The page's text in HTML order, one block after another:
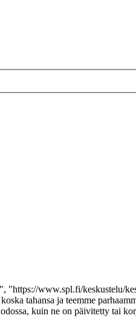
www.spl.fi/keskustelu/
tahansa ja teemme
kuin ne on päivitetty tai